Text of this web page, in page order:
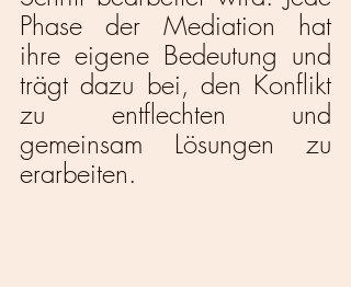
Phase der Mediation hat
ihre eigene Bedeutung und
trägt dazu bei, den Konflikt
zu entflechten und
gemeinsam Lösungen zu
erarbeiten.